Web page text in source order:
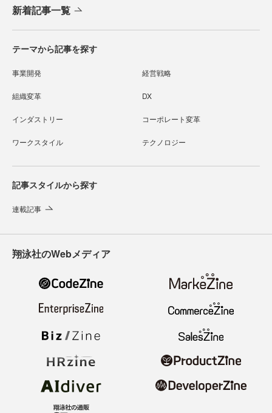
新着記事一覧
テーマから記事を探す
事業開発 経営戦略
組織変革 DX
インダストリー コーポレート変革
ワークスタイル テクノロジー
記事スタイルから探す
連載記事
翔泳社のWebメディア